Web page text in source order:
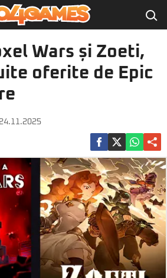
Wars și Zoeti,
oferite de Epic
24.11.2025